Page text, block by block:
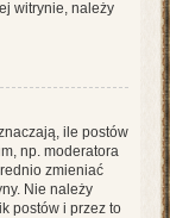
witrynie, należy
ile postów
np. moderatora
zmieniać
Nie należy
postów i przez to